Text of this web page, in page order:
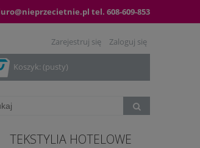
tel. 608-609-853
Zarejestruj się Zaloguj się
Koszyk: (pusty)
TEKSTYLIA HOTELOWE